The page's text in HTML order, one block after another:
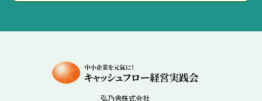
弘乃舎株式会社